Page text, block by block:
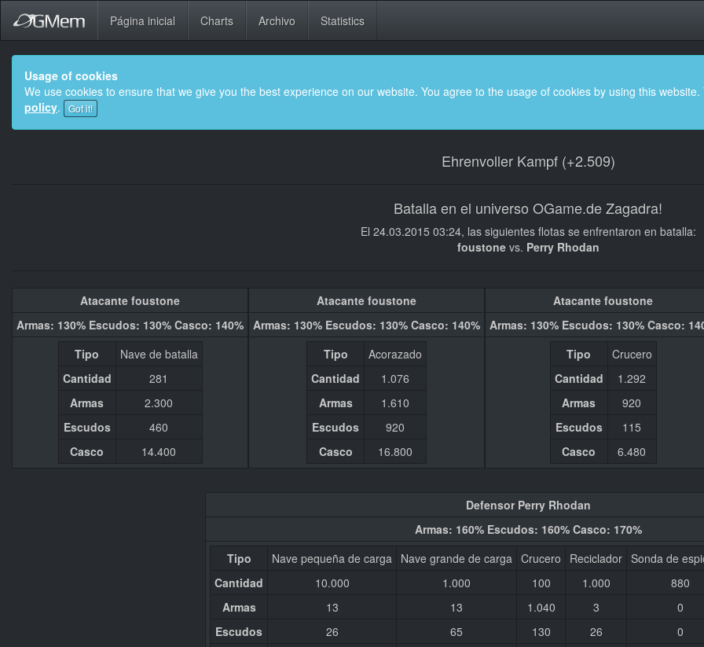
Página inicial Charts Archivo Statistics
Usage of cookies
We use cookies to ensure that we give you the best experience on our website. You agree to the usage of cookies by using this
policy. Got it!
Ehrenvoller Kampf (+2.509)
Batalla en el universo OGame.de Zagadra!
El 24.03.2015 03:24, las siguientes flotas se enfrentaron en batalla:
foustonevs. Perry Rhodan
Atacante foustone
Armas: 130% Escudos: 130% Casco: 140%
Tipo
Nave de batalla
Cantidad
281
Armas
2.300
Escudos
460
Casco
14.400
Atacante foustone
Armas: 130% Escudos: 130% Casco: 140%
Tipo
Acorazado
Cantidad
1.076
Armas
1.610
Escudos
920
Casco
16.800
Atacante foustone
Armas: 130% Escudos: 130% Casco:
Tipo
Crucero
Cantidad
1.292
Armas
920
Escudos
115
Casco
6.480
Defensor Perry Rhodan
Armas: 160% Escudos: 160% Casco: 170%
Tipo
Nave pequeña de carga Nave grande de carga Crucero Reciclador Sonda de
Cantidad
10.000 1.000 100 1.000 880
Armas
13 13 1.040 3 0
Escudos
26 65 130 26 0